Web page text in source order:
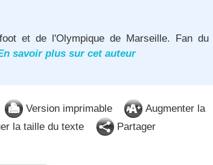
et de l'Olympique de Marseille. Fan du
savoir plus sur cet auteur
Version imprimable
Augmenter la
la taille du texte Partager